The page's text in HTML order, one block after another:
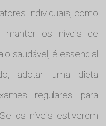
individuais, como
os níveis de
saudável, é essencial
adotar uma dieta
regulares para
os níveis estiverem